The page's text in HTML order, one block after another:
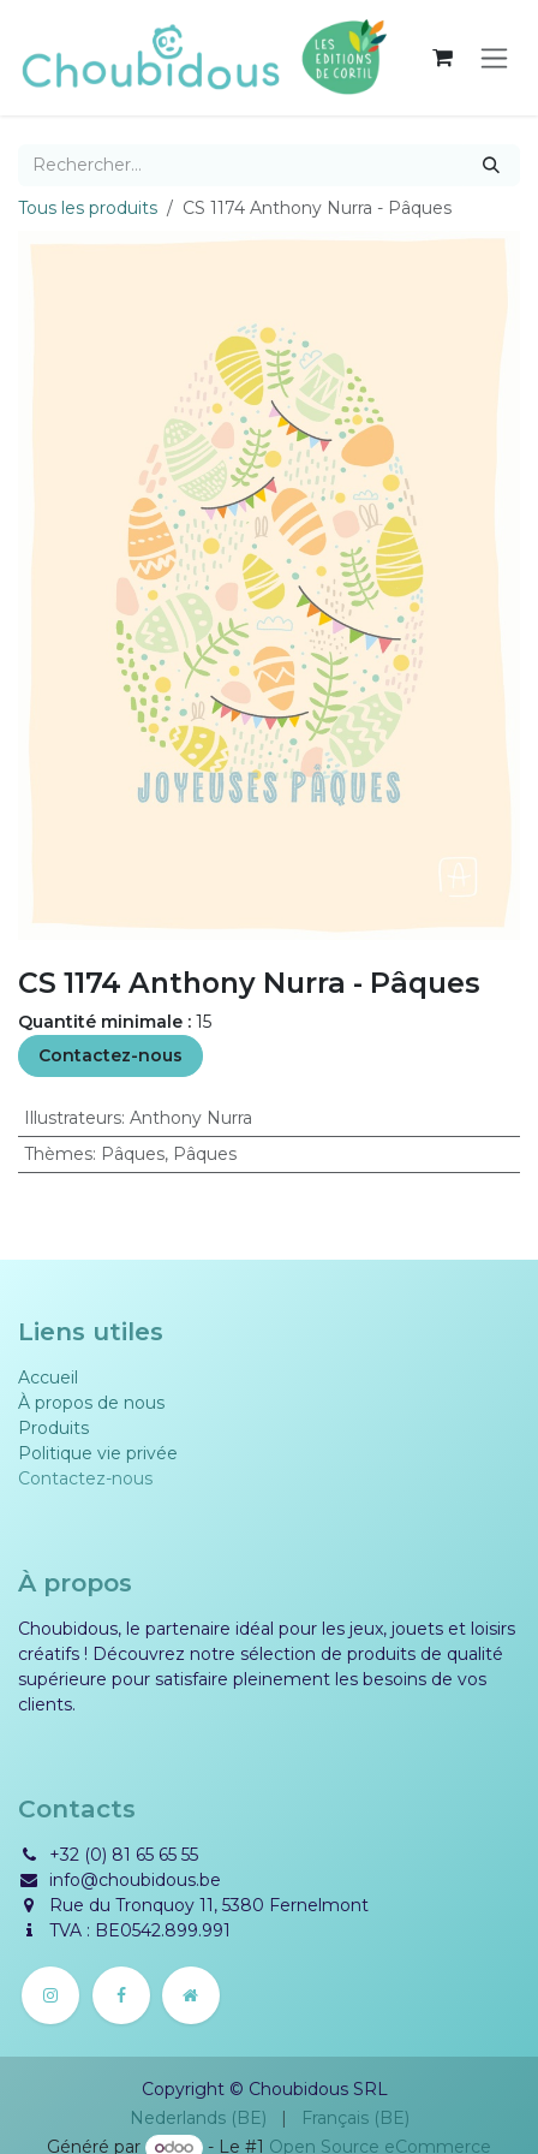
Tous les produits CS 1174 Anthony Nurra - Pâques
CS 1174 Anthony Nurra - Pâques
Quantité minimale : 15
Contactez-nous
Illustrateurs: Anthony Nurra
Thèmes: Pâques, Pâques
Liens utiles
Accueil
À propos de nous
Produits
Politique vie privée​​
Contactez-nous
À propos
Choubidous, le partenaire idéal pour les jeux, jouets et loisirs
créatifs ! Découvrez notre sélection de produits de qualité
supérieure pour satisfaire pleinement les besoins de vos
clients.
Contacts
+32 (0) 81 65 65 55
info@choubidous.be
Rue du Tronquoy 11, 5380 Fernelmont
TVA : BE0542.899.991
Copyright © Choubidous SRL
Nederlands (BE)
|
Français (BE)
Généré par
- Le #1 Open Source eCommerce